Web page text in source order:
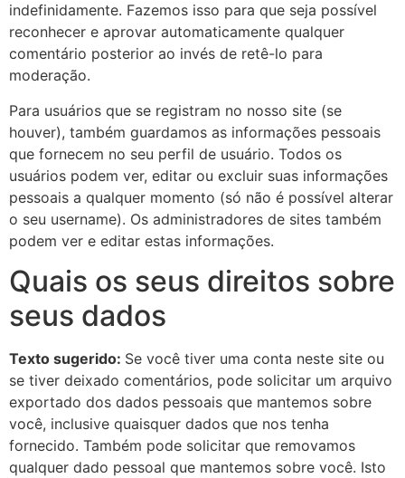
indefinidamente. Fazemos isso para que seja possível
reconhecer e aprovar automaticamente qualquer
comentário posterior ao invés de retê-lo para
moderação.
Para usuários que se registram no nosso site (se
houver), também guardamos as informações pessoais
que fornecem no seu perfil de usuário. Todos os
usuários podem ver, editar ou excluir suas informações
pessoais a qualquer momento (só não é possível alterar
o seu username). Os administradores de sites também
podem ver e editar estas informações.
Quais os seus direitos sobre
seus dados
Texto sugerido: Se você tiver uma conta neste site ou
se tiver deixado comentários, pode solicitar um arquivo
exportado dos dados pessoais que mantemos sobre
você, inclusive quaisquer dados que nos tenha
fornecido. Também pode solicitar que removamos
qualquer dado pessoal que mantemos sobre você. Isto